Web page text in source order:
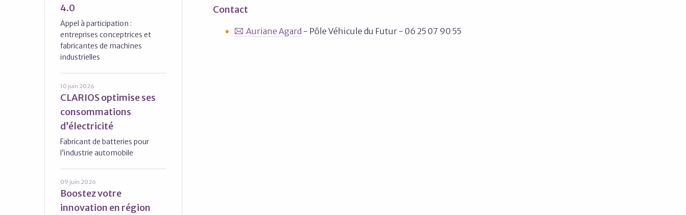
Contact
Auriane Agard - Pôle Véhicule du Futur - 06 25 07 90 55
4.0
Appel à participation :
entreprises conceptrices et
fabricantes de machines
industrielles
10 juin 2026
CLARIOS optimise ses
consommations
d’électricité
Fabricant de batteries pour
l’industrie automobile
09 juin 2026
Boostez votre
innovation en région